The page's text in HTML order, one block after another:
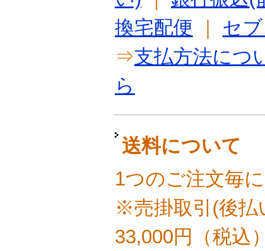
換宅配便 ｜ セ
⇒支払方法につ
ら
送料について
1つのご注文毎に
※売掛取引(後払
33,000円（税込